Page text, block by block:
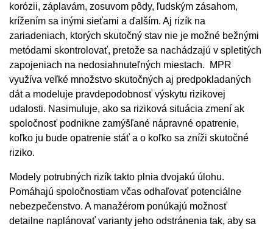
korózii, záplavám, zosuvom pôdy, ľudským zásahom,
krížením sa inými sieťami a ďalším. Aj rizík na
zariadeniach, ktorých skutočný stav nie je možné bežnými
metódami skontrolovať, pretože sa nachádzajú v spletitých
zapojeniach na nedosiahnuteľných miestach. MPR
využíva veľké množstvo skutočných aj predpokladaných
dát a modeluje pravdepodobnosť výskytu rizikovej
udalosti. Nasimuluje, ako sa riziková situácia zmení ak
spoločnosť podnikne zamýšľané nápravné opatrenie,
koľko ju bude opatrenie stáť a o koľko sa zníži skutočné
riziko.
Modely potrubných rizík takto plnia dvojakú úlohu.
Pomáhajú spoločnostiam včas odhaľovať potenciálne
nebezpečenstvo. A manažérom ponúkajú možnosť
detailne naplánovať varianty jeho odstránenia tak, aby sa